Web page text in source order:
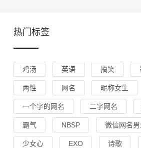
热门标签
鸡汤 英语 搞笑
两性 网名 昵称女生
一个字的网名 二字网名
霸气 NBSP 微信网名男
少女心 EXO 诗歌